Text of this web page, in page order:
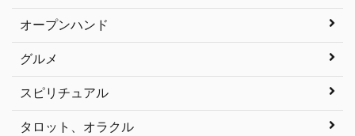
オープンハンド
グルメ
スピリチュアル
タロット、オラクル